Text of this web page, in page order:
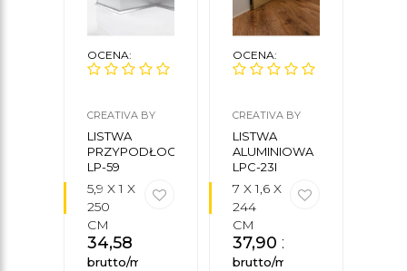
OCENA:
CREATIVA BY
CEZAR
LISTWA
PRZYPODŁOGOWA
LP-59
5,9 X 1 X
250
CM
34,58
brutto/mb
OCENA:
CREATIVA BY
CEZAR
LISTWA
ALUMINIOWA
LPC-23I
7 X 1,6 X
244
CM
37,90 zł
brutto/mb